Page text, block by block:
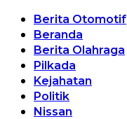
Berita Otomotif
Beranda
Berita Olahraga
Pilkada
Kejahatan
Politik
Nissan